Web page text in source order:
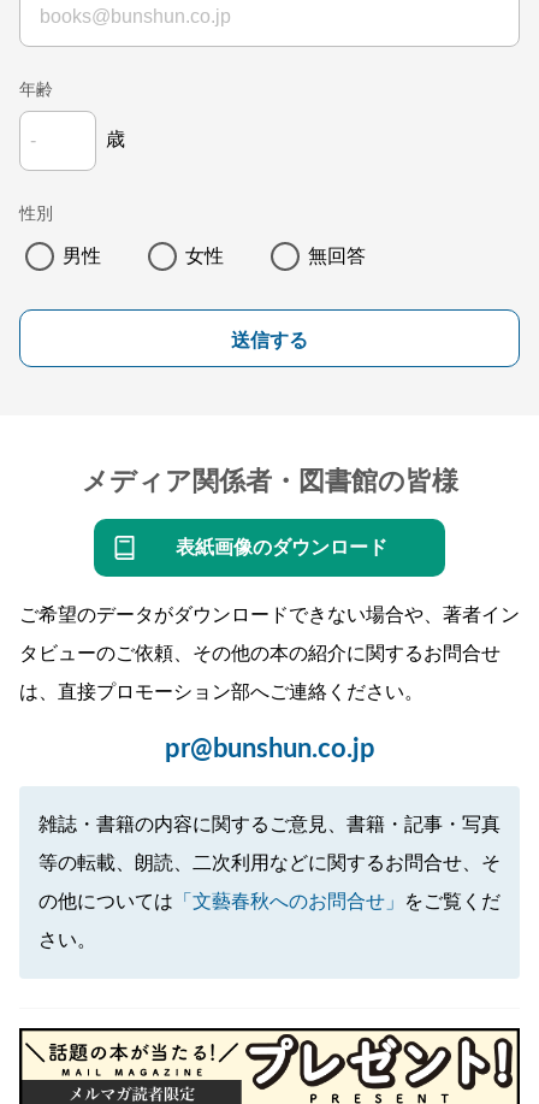
年齢
歳
性別
男性 女性 無回答
送信する
メディア関係者・図書館の皆様
表紙画像のダウンロード
ご希望のデータがダウンロードできない場合や、著者イン
タビューのご依頼、その他の本の紹介に関するお問合せ
は、直接プロモーション部へご連絡ください。
pr@bunshun.co.jp
雑誌・書籍の内容に関するご意見、書籍・記事・写真
等の転載、朗読、二次利用などに関するお問合せ、そ
の他については 「文藝春秋へのお問合せ」
をご覧くだ
さい。